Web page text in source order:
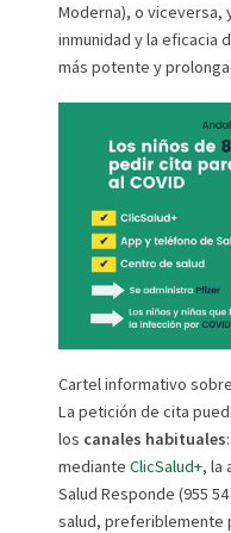
Moderna), o viceversa,
inmunidad y la eficacia
más potente y
Cartel informativo
La petición de cita
los canales habituales
mediante ClicSalud+, la
Salud Responde (955
salud, preferiblemente